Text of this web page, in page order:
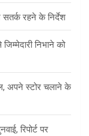
सतर्क रहने के निर्देश
निभाने को
अपने स्टोर चलाने के
रिपोर्ट पर